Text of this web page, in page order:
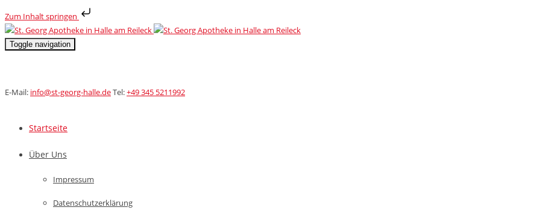
Zum Inhalt springen
Toggle navigation
E-Mail: info@st-georg-halle.deTel:+49 345 5211992
Startseite
Über Uns
Impressum
Datenschutzerklärung